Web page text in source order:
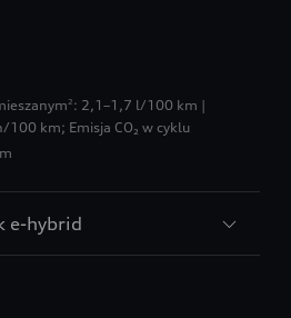
2 : 2,1–1,7 l/100 km |
100 km; Emisja CO₂ w cyklu
e-hybrid